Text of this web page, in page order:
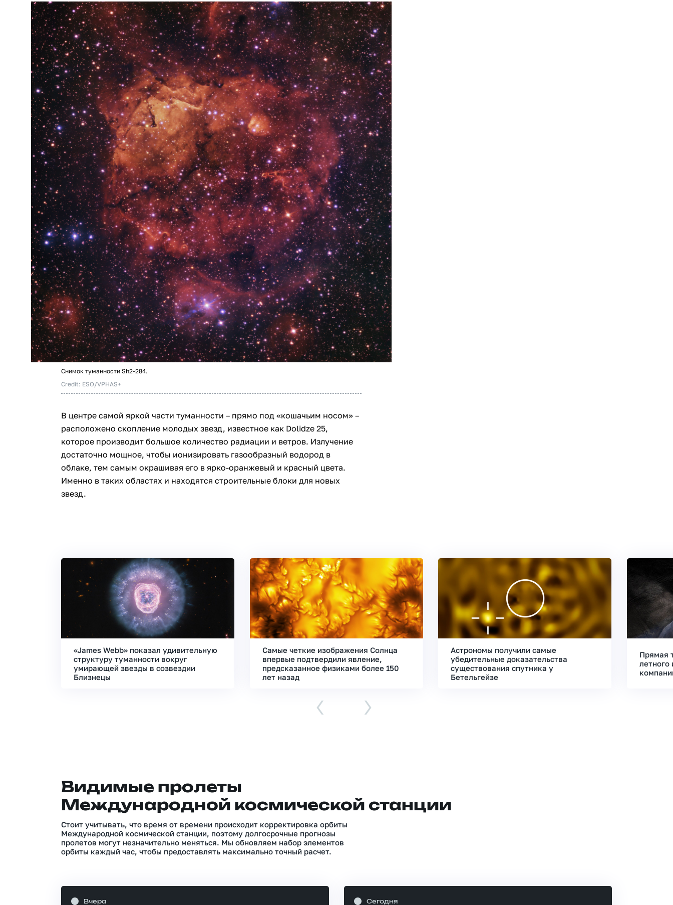
Снимок туманности Sh2-284.
Credit: ESO/VPHAS+
В центре самой яркой части туманности – прямо под «кошачьим носом» –
расположено скопление молодых звезд, известное как Dolidze 25,
которое производит большое количество радиации и ветров. Излучение
достаточно мощное, чтобы ионизировать газообразный водород в
облаке, тем самым окрашивая его в ярко-оранжевый и красный цвета.
Именно в таких областях и находятся строительные блоки для новых
звезд.
«James Webb» показал удивительную
структуру туманности вокруг
умирающей звезды в созвездии
Близнецы
Самые четкие изображения Солнца
впервые подтвердили явление,
предсказанное физиками более 150
лет назад
Астрономы получили самые
убедительные доказательства
существования спутника у
Бетельгейзе
Прямая
летного
‹ ›
Видимые пролеты
Международной космической станции
Стоит учитывать, что время от времени происходит корректировка орбиты
Международной космической станции, поэтому долгосрочные прогнозы
пролетов могут незначительно меняться. Мы обновляем набор элементов
орбиты каждый час, чтобы предоставлять максимально точный расчет.
Вчера Сегодня